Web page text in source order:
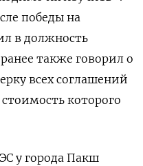
победы на
в должность
также говорил о
всех соглашений
которого
у города Пакш